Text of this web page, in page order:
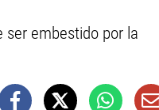
ser embestido por la